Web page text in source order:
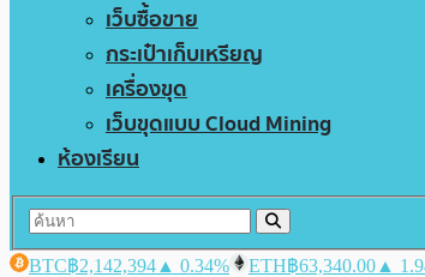
เว็บซื้อขาย
กระเป๋าเก็บเหรียญ
เครื่องขุด
เว็บขุดแบบ Cloud Mining
ห้องเรียน
BTC฿2,142,394 ▲ 0.34% ETH฿63,340.00 ▲